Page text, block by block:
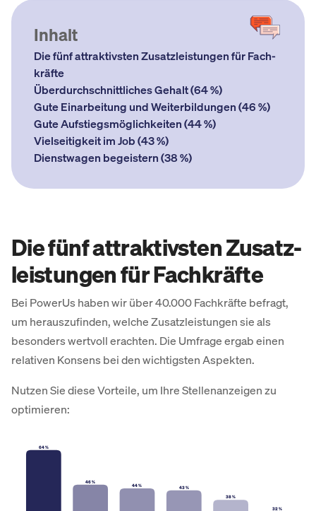
Inhalt
Die fünf attraktivsten Zusatz­leistungen für Fach­
kräfte
Über­durch­schnittliches Gehalt (64 %)
Gute Einarbeitung und Weiterbildungen (46 %)
Gute Auf­stiegs­möglichkeiten (44 %)
Vielseitigkeit im Job (43 %)
Dienst­wagen begeistern (38 %)
Die fünf attraktivsten Zusatz­
leistungen für Fach­kräfte
Bei PowerUs haben wir über 40.000 Fachkräfte befragt,
um herauszufinden, welche Zusatzleistungen sie als
besonders wertvoll erachten. Die Umfrage ergab einen
relativen Konsens bei den wichtigsten Aspekten.
Nutzen Sie diese Vorteile, um Ihre Stellenanzeigen zu
optimieren:
64 %
46 %
44 %
43 %
38 %
32 %